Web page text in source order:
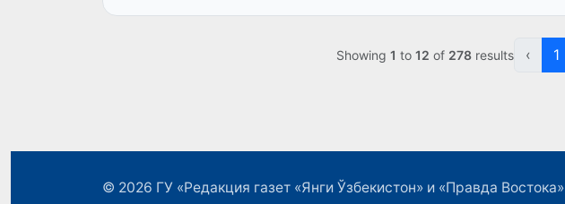
Showing 1 to 12 of 278results ‹ 1
© 2026 ГУ «Редакция газет «Янги Ўзбекистон» и «Правда Востока»